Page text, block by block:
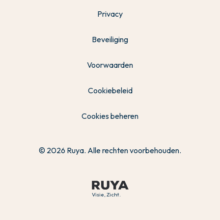
Visie, Zicht.
Privacy
Beveiliging
Voorwaarden
Cookiebeleid
Cookies beheren
© 2026 Ruya. Alle rechten voorbehouden.